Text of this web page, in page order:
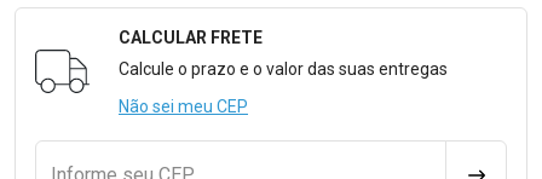
Formulário para Calcular o Frete
CALCULAR FRETE
Calcule o prazo e o valor das suas entregas
Não sei meu CEP